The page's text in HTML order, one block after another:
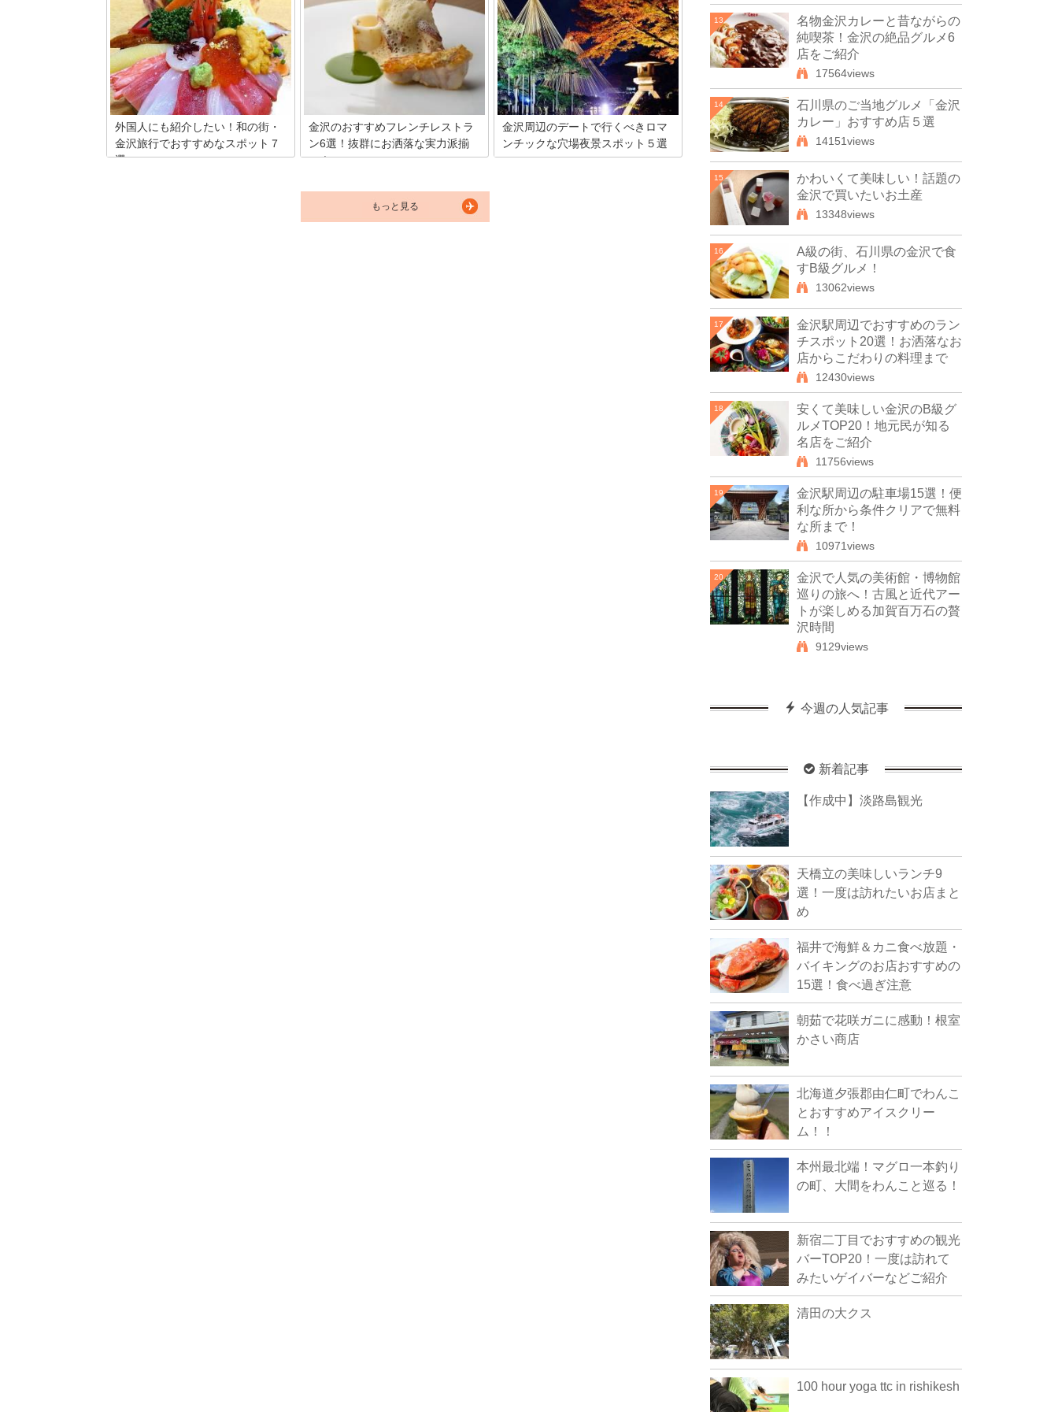
野々市市は石川県中部に位置し、歴史的
景観や史跡などで有名な街として知られ
ています。そんな野々市には、地元民が
愛されるおしゃれカフェやレストランが
数多くあり、ランチタイムには行列ので
きるお店もあるのだそう。今回はそんな
おしゃれランチが味わえるよりすぐりの
お店22店をお届けします。
り、たくさんのお店が軒を連ねます。金
沢を訪れるのなら、伝統工芸に触れたい
ですよね。今回は数あるお店の中から、
ハイセンスでおしゃれな和雑貨店を厳選
して8軒ご紹介します。
い反面、普段の観光シーズンとは異な
る、冬の金沢観光を快適に楽しむために
は、気を付けなければならないポイント
がいくつかあります。そこで今回は、金
沢の幻想的な銀世界を楽しむための服装
のポイントや人気おすすめの観光スポッ
トをご紹介します。
外国人にも紹介したい！和の街・
金沢旅行でおすすめなスポット７
選
金沢のおすすめフレンチレストラ
ン6選！抜群にお洒落な実力派揃
い！
忘れてはならないのはフレンチです。食
通にも評判の金沢フレンチは実力派揃
い。金沢旅行のお食事の予定に必ず入れ
金沢周辺のデートで行くべきロマ
ンチックな穴場夜景スポット５選
もっと見る
13
名物金沢カレーと昔ながらの
純喫茶！金沢の絶品グルメ6
店をご紹介
17564views
14
石川県のご当地グルメ「金沢
カレー」おすすめ店５選
14151views
15
かわいくて美味しい！話題の
金沢で買いたいお土産
13348views
16
A級の街、石川県の金沢で食
すB級グルメ！
13062views
17
金沢駅周辺でおすすめのラン
チスポット20選！お洒落なお
店からこだわりの料理まで
12430views
18
安くて美味しい金沢のB級グ
ルメTOP20！地元民が知る
名店をご紹介
11756views
19
金沢駅周辺の駐車場15選！便
利な所から条件クリアで無料
な所まで！
10971views
20
金沢で人気の美術館・博物館
巡りの旅へ！古風と近代アー
トが楽しめる加賀百万石の贅
沢時間
9129views
今週の人気記事
新着記事
【作成中】淡路島観光
天橋立の美味しいランチ9
選！一度は訪れたいお店まと
め
福井で海鮮＆カニ食べ放題・
バイキングのお店おすすめの
15選！食べ過ぎ注意
朝茹で花咲ガニに感動！根室
かさい商店
北海道夕張郡由仁町でわんこ
とおすすめアイスクリー
ム！！
本州最北端！マグロ一本釣り
の町、大間をわんこと巡る！
新宿二丁目でおすすめの観光
バーTOP20！一度は訪れて
みたいゲイバーなどご紹介
清田の大クス
100 hour yoga ttc in rishikesh